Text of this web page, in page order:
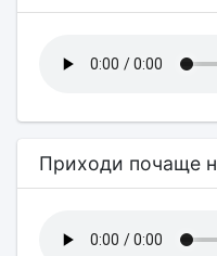
Приходи почаще